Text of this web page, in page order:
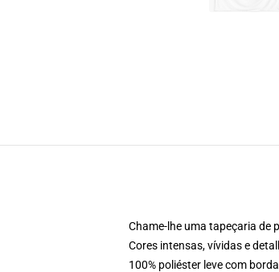
Chame-lhe uma tapeçaria de
Cores intensas, vívidas e
100% poliéster leve com